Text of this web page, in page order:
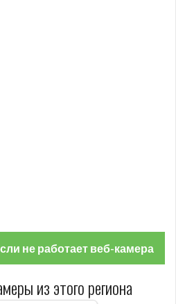
не работает веб-камера
из этого региона